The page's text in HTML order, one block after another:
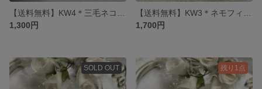
1,300円
1,700円
SOLD OUT 残り1点